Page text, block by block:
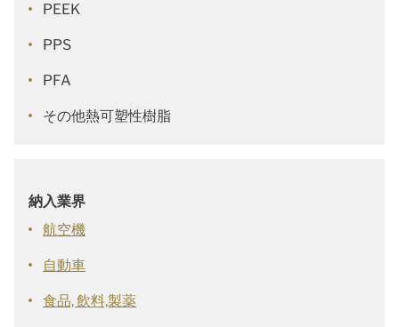
PEEK
PPS
PFA
その他熱可塑性樹脂
納入業界
航空機
自動車
食品, 飲料,製薬